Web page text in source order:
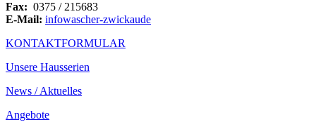
Fax: 0375 / 215683
E-Mail: infowascher-zwickaude
KONTAKTFORMULAR
Unsere Hausserien
News / Aktuelles
Angebote